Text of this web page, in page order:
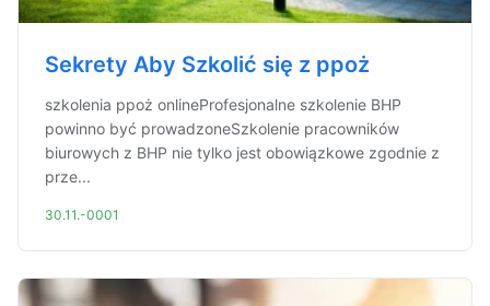
Sekrety Aby Szkolić się z ppoż
szkolenia ppoż onlineProfesjonalne szkolenie BHP
powinno być prowadzoneSzkolenie pracowników
biurowych z BHP nie tylko jest obowiązkowe zgodnie z
prze...
30.11.-0001